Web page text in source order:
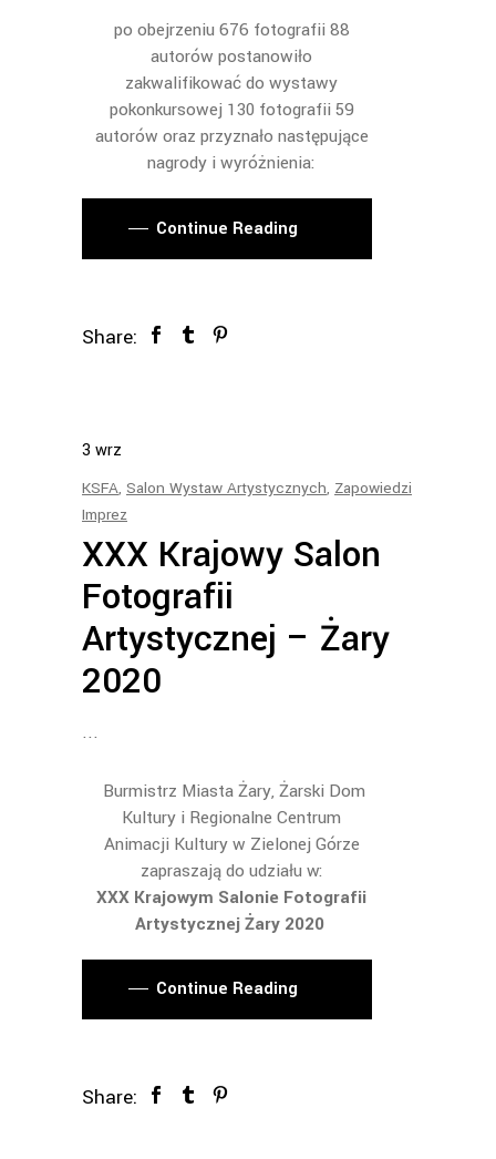
po obejrzeniu 676 fotografii 88
autorów postanowiło
zakwalifikować do wystawy
pokonkursowej 130 fotografii 59
autorów oraz przyznało następujące
nagrody i wyróżnienia:
Continue Reading
Share:
3 wrz
KSFA, Salon Wystaw Artystycznych, Zapowiedzi
Imprez
XXX Krajowy Salon
Fotografii
Artystycznej – Żary
2020
Burmistrz Miasta Żary, Żarski Dom
Kultury i Regionalne Centrum
Animacji Kultury w Zielonej Górze
zapraszają do udziału w:
XXX Krajowym Salonie Fotografii
Artystycznej Żary 2020
Continue Reading
Share: